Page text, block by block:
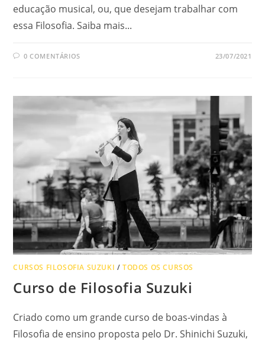
educação musical, ou, que desejam trabalhar com
essa Filosofia. Saiba mais...
0 COMENTÁRIOS 23/07/2021
CURSOS FILOSOFIA SUZUKI /TODOS OS CURSOS
Curso de Filosofia Suzuki
Criado como um grande curso de boas-vindas à
Filosofia de ensino proposta pelo Dr. Shinichi Suzuki,